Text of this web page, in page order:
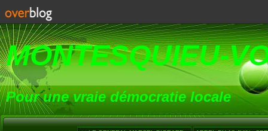
MONTESQUIEU-
Pour une vraie démocratie locale